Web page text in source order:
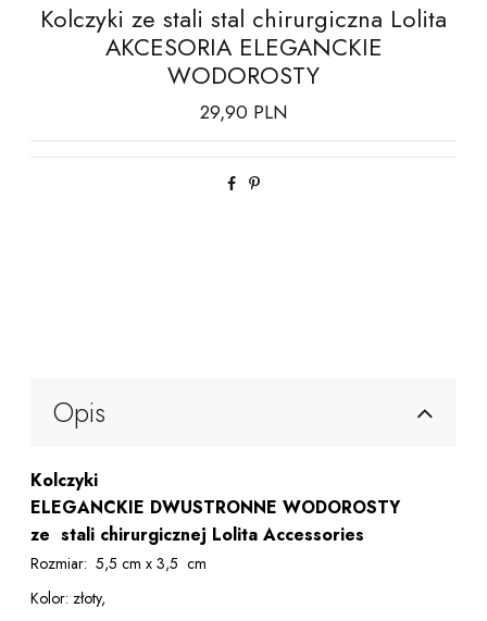
Kolczyki ze stali stal chirurgiczna Lolita
AKCESORIA ELEGANCKIE
WODOROSTY
29,90 PLN
Opis
Kolczyki
ELEGANCKIE DWUSTRONNE WODOROSTY
ze stali chirurgicznej Lolita Accessories
Rozmiar: 5,5 cm x 3,5 cm
Kolor: złoty,